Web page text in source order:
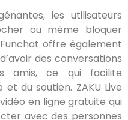
les utilisateurs
ou même bloquer
offre également
des conversations
amis, ce qui facilite
et du soutien. ZAKU Live
en ligne gratuite qui
avec des personnes